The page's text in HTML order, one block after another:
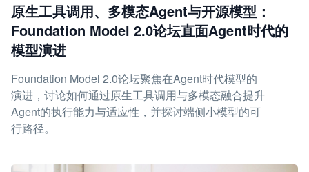
原生工具调用、多模态Agent与开源模型：
Foundation Model 2.0论坛直面Agent时代的
模型演进
Foundation Model 2.0论坛聚焦在Agent时代模型的
演进，讨论如何通过原生工具调用与多模态融合提升
Agent的执行能力与适应性，并探讨端侧小模型的可
行路径。